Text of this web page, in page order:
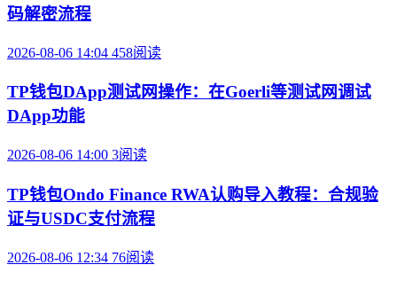
码解密流程
2026-08-06 14:04 458阅读
TP钱包DApp测试网操作：在Goerli等测试网调试
DApp功能
2026-08-06 14:00 3阅读
TP钱包Ondo Finance RWA认购导入教程：合规验
证与USDC支付流程
2026-08-06 12:34 76阅读